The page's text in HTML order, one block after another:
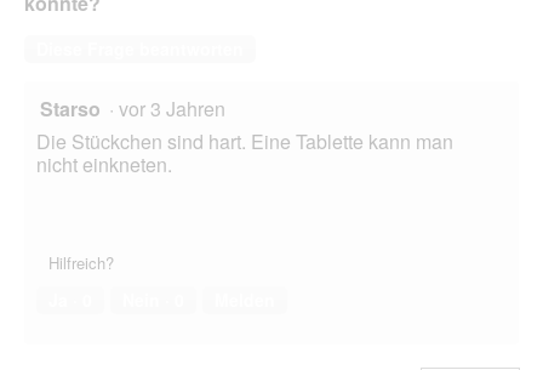
Starso · vor 3 Jahren
Die Stückchen sind hart. Eine Tablette kann man
nicht einkneten.
Hilfreich?